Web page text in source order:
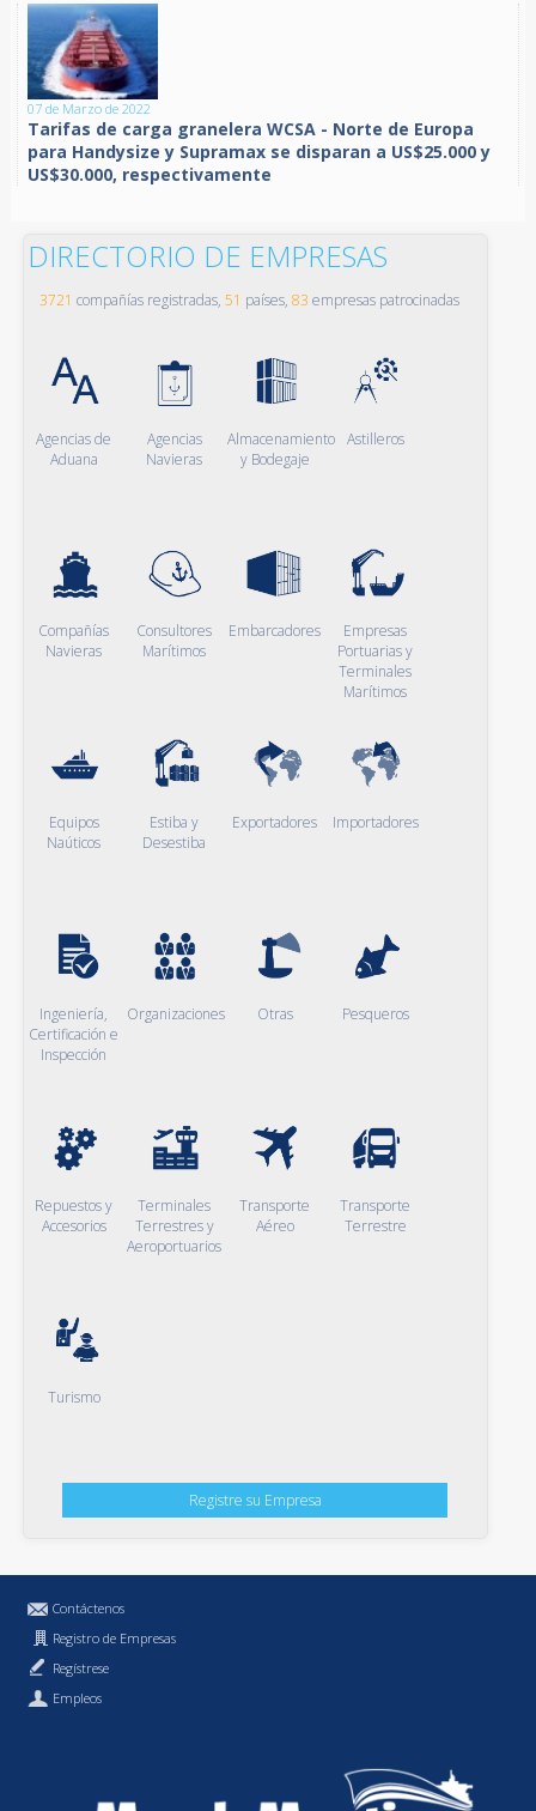
07 de Marzo de 2022
Tarifas de carga granelera WCSA - Norte de Europa
para Handysize y Supramax se disparan a US$25.000 y
US$30.000, respectivamente
DIRECTORIO DE EMPRESAS
3721 compañías registradas, 51 países, 83 empresas patrocinadas
Agencias de
Aduana
Agencias
Navieras
Almacenamiento
y Bodegaje
Astilleros
Compañías
Navieras
Consultores
Marítimos
Embarcadores
Empresas
Portuarias y
Terminales
Marítimos
Equipos
Naúticos
Estiba y
Desestiba
Exportadores Importadores
Ingeniería,
Certificación e
Inspección
Organizaciones Otras Pesqueros
Repuestos y
Accesorios
Terminales
Terrestres y
Aeroportuarios
Transporte
Aéreo
Transporte
Terrestre
Turismo
Registre su Empresa
Contáctenos
Registro de Empresas
Regístrese
Empleos